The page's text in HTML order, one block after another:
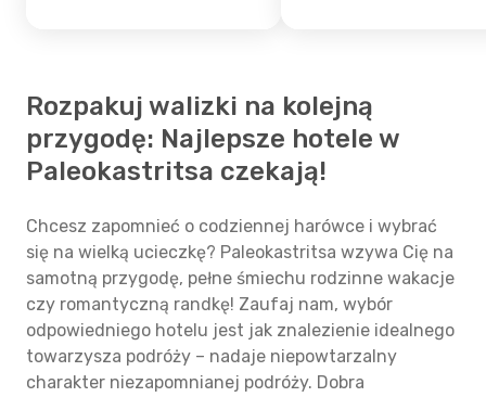
Rozpakuj walizki na kolejną
przygodę: Najlepsze hotele w
Paleokastritsa czekają!
Chcesz zapomnieć o codziennej harówce i wybrać
się na wielką ucieczkę? Paleokastritsa wzywa Cię na
samotną przygodę, pełne śmiechu rodzinne wakacje
czy romantyczną randkę! Zaufaj nam, wybór
odpowiedniego hotelu jest jak znalezienie idealnego
towarzysza podróży – nadaje niepowtarzalny
charakter niezapomnianej podróży. Dobra